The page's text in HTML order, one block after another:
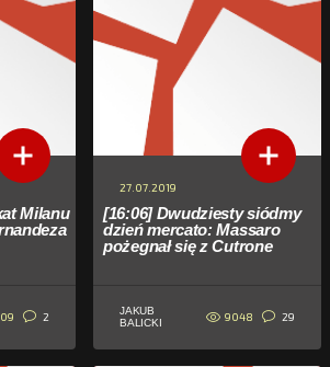
Milanu
2
27.07.2019
[16:06] Dwudziesty siódmy
dzień mercato: Massaro
pożegnał się z Cutrone
JAKUB
BALICKI
9048 29